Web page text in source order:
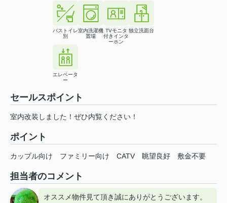
バストイレ
別
室内洗濯機
置場
TVモニタ
付きインタ
ーホン
独立洗面台
エレベータ
ー
セールスポイント
室内改装しました！ぜひ内覧ください！
ポイント
カップル向け ファミリー向け CATV 眺望良好 敷金不要
担当者のコメント
オススメ物件見て頂き誠にありがとうございます。